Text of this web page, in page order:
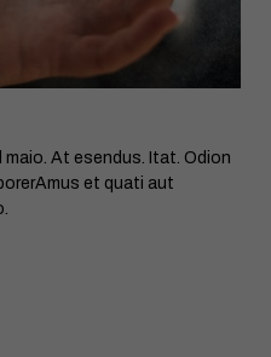
At esendus. Itat. Odion
et quati aut